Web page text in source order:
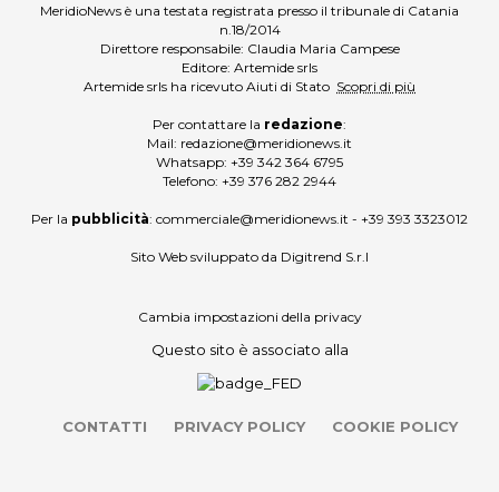
MeridioNews è una testata registrata presso il tribunale di Catania
n.18/2014
Direttore responsabile: Claudia Maria Campese
Editore: Artemide srls
Artemide srls ha ricevuto Aiuti di Stato Scopri di più
Per contattare la redazione:
Mail: redazione@meridionews.it
Whatsapp: +39 342 364 6795
Telefono: +39 376 282 2944
Per la pubblicità: commerciale@meridionews.it - +39 393 3323012
Sito Web sviluppato da Digitrend S.r.l
Cambia impostazioni della privacy
Questo sito è associato alla
CONTATTI PRIVACY POLICY COOKIE POLICY